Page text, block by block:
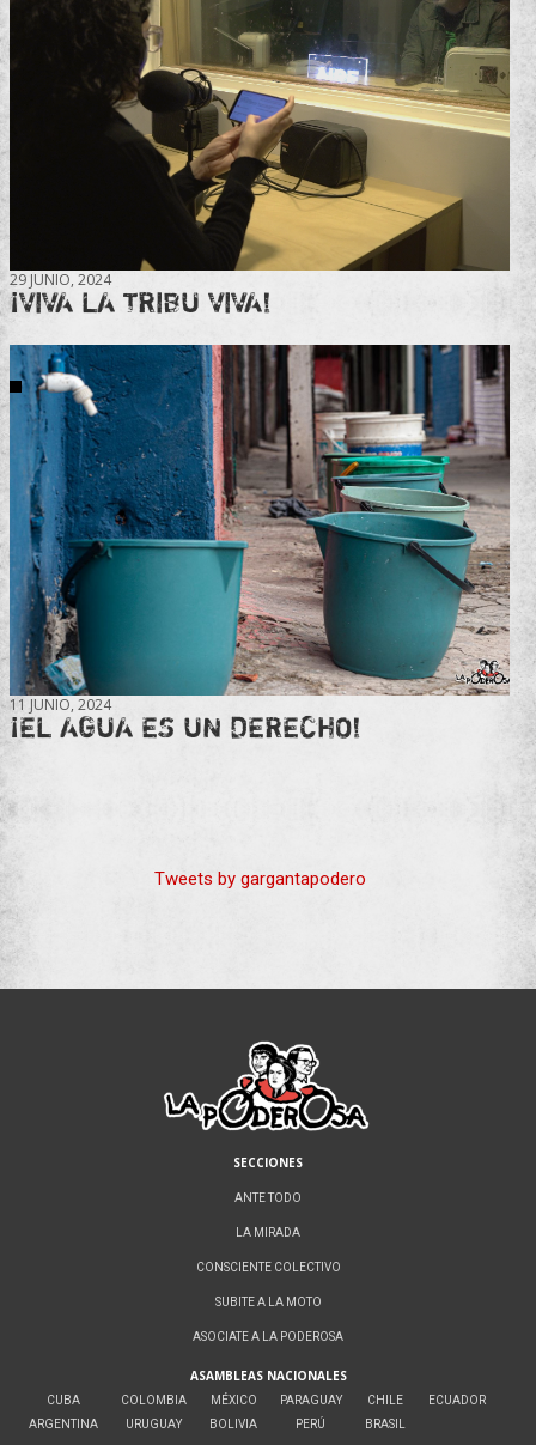
29 JUNIO, 2024
¡VIVA LA TRIBU VIVA!
11 JUNIO, 2024
¡EL AGUA ES UN DERECHO!
Tweets by gargantapodero
SECCIONES
ANTE TODO
LA MIRADA
CONSCIENTE COLECTIVO
SUBITE A LA MOTO
ASOCIATE A LA PODEROSA
ASAMBLEAS NACIONALES
CUBA
ARGENTINA
COLOMBIA
URUGUAY
MÉXICO
BOLIVIA
PARAGUAY
PERÚ
CHILE
BRASIL
ECUADOR